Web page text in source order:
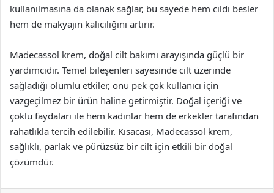
kullanılmasına da olanak sağlar, bu sayede hem cildi besler
hem de makyajın kalıcılığını artırır.
Madecassol krem, doğal cilt bakımı arayışında güçlü bir
yardımcıdır. Temel bileşenleri sayesinde cilt üzerinde
sağladığı olumlu etkiler, onu pek çok kullanıcı için
vazgeçilmez bir ürün haline getirmiştir. Doğal içeriği ve
çoklu faydaları ile hem kadınlar hem de erkekler tarafından
rahatlıkla tercih edilebilir. Kısacası, Madecassol krem,
sağlıklı, parlak ve pürüzsüz bir cilt için etkili bir doğal
çözümdür.